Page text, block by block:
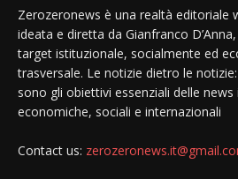
Zerozeronews è una realtà editoriale
ideata e diretta da Gianfranco
target istituzionale, socialmente ed
trasversale. Le notizie dietro le
sono gli obiettivi essenziali delle
economiche, sociali e internazionali
Contact us: